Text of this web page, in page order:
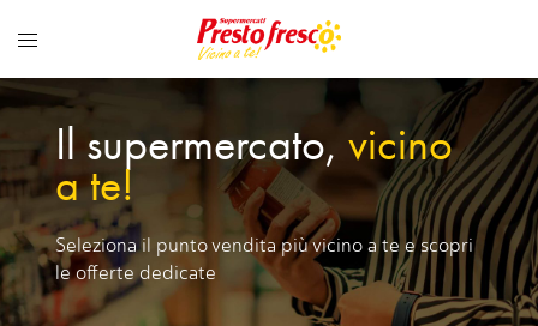
Il supermercato, vicino
a te!
Seleziona il punto vendita più vicino a te e scopri
le offerte dedicate